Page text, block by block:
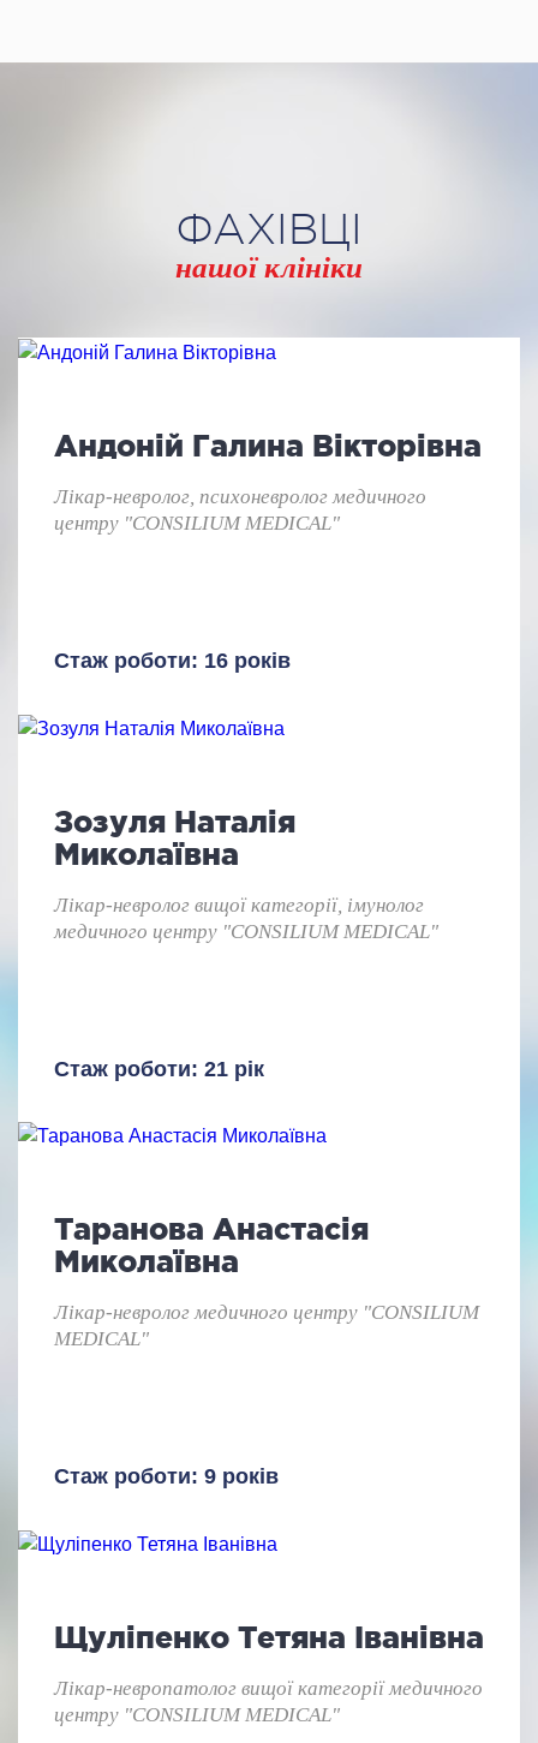
ФАХІВЦІ
нашої клініки
Андоній Галина Вікторівна
Лікар-невролог, психоневролог медичного
центру "CONSILIUM MEDICAL"
Стаж роботи: 16 років
Зозуля Наталія
Миколаївна
Лікар-невролог вищої категорії, імунолог
медичного центру "CONSILIUM MEDICAL"
Стаж роботи: 21 рік
Таранова Анастасія
Миколаївна
Лікар-невролог медичного центру "CONSILIUM
MEDICAL"
Стаж роботи: 9 років
Щуліпенко Тетяна Іванівна
Лікар-невропатолог вищої категорії медичного
центру "CONSILIUM MEDICAL"